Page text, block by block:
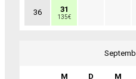
36 31
135€
M D M